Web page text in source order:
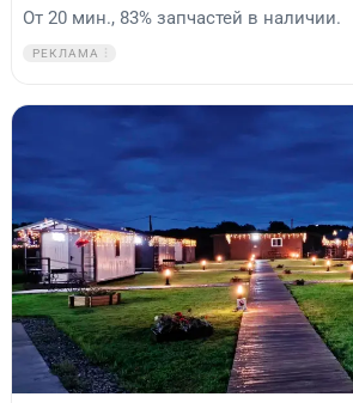
От 20 мин., 83% запчастей в наличии.
РЕКЛАМА